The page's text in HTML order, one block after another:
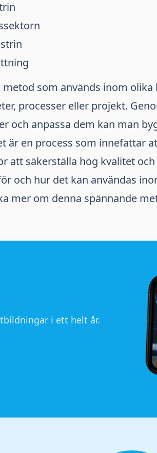
metod som används inom
processer eller projekt.
och anpassa dem kan man
är en process som innefattar
att säkerställa hög kvalitet
och hur det kan användas
mer om denna spännande
i ett helt år.